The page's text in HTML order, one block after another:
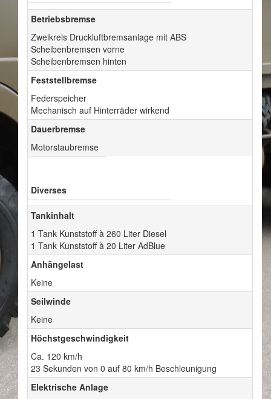
Betriebsbremse
Zweikreis Druckluftbremsanlage mit ABS
Scheibenbremsen vorne
Scheibenbremsen hinten
Feststellbremse
Federspeicher
Mechanisch auf Hinterräder wirkend
Dauerbremse
Motorstaubremse
Diverses
Tankinhalt
1 Tank Kunststoff à 260 Liter Diesel
1 Tank Kunststoff à 20 Liter AdBlue
Anhängelast
Keine
Seilwinde
Keine
Höchstgeschwindigkeit
Ca. 120 km/h
23 Sekunden von 0 auf 80 km/h Beschleunigung
Elektrische Anlage